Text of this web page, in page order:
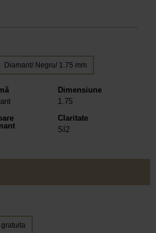
Diamant/ Negru/ 1.75 mm
Dimensiune
1.75
Claritate
SI2